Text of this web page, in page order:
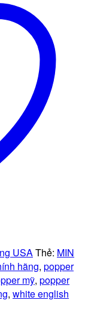
USAThẻ: MIN
hãng, popper
mỹ, popper
, white english